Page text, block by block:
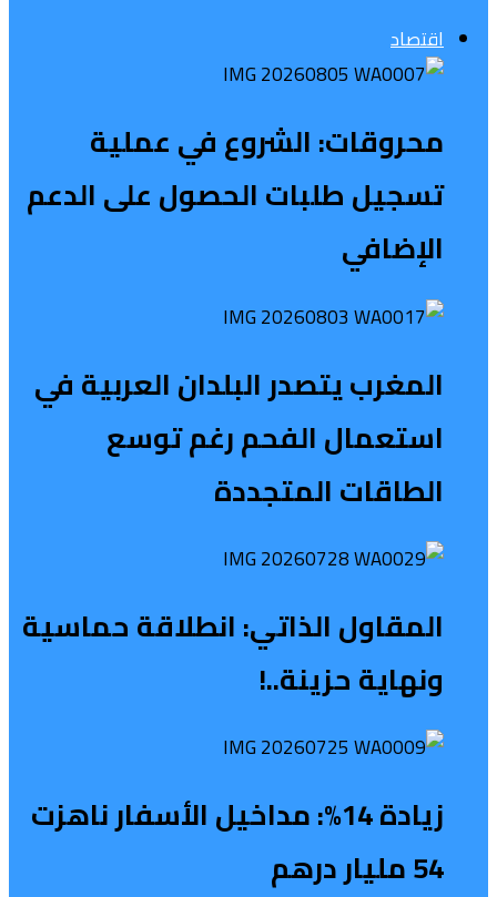
اقتصاد
محروقات: الشروع في عملية
تسجيل طلبات الحصول على الدعم
الإضافي
المغرب يتصدر البلدان العربية في
استعمال الفحم رغم توسع
الطاقات المتجددة
المقاول الذاتي: انطلاقة حماسية
ونهاية حزينة..!
زيادة 14%: مداخيل الأسفار ناهزت
54 مليار درهم